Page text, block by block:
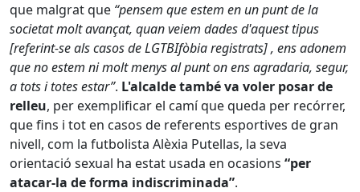
que malgrat que “pensem que estem en un punt de la
societat molt avançat, quan veiem dades d'aquest tipus
[referint-se als casos de LGTBIfòbia registrats] , ens adonem
que no estem ni molt menys al punt on ens agradaria, segur,
a tots i totes estar”. L'alcalde també va voler posar de
relleu, per exemplificar el camí que queda per recórrer,
que fins i tot en casos de referents esportives de gran
nivell, com la futbolista Alèxia Putellas, la seva
orientació sexual ha estat usada en ocasions “per
atacar-la de forma indiscriminada”.